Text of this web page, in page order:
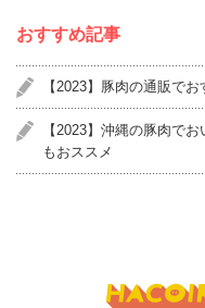
おすすめ記事
【2023】豚肉の通販で
【2023】沖縄の豚肉で
もおススメ